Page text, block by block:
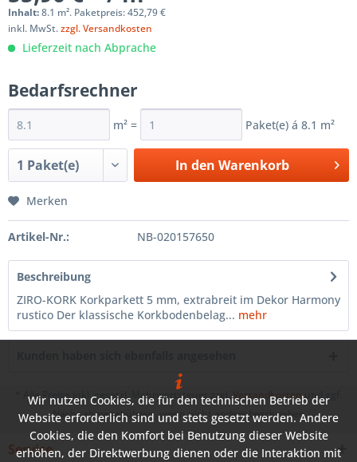
Inhalt:8.1 m². Paketpreis: 452,79 €
inkl. MwSt.zzgl. Versandkosten
Lieferzeit nach Abprache
Bedarfsrechner
m² = Paket(e) á 8.1 m²
In den Warenkorb
Merken
Artikel-Nr.: NB-020157650
Beschreibung
ZIRO-KORK Korkparkett 5 mm, extrabreit im Dekor Harmony
rustico Der klassische Korkbodenbelag... mehr
* Alle Preise inkl. gesetzl. Mehrwertsteuer zzgl.Versandkosten und ggf.
Nachnahmegebühren, wenn nicht anders beschrieben
Service
Wir nutzen Cookies, die für den technischen Betrieb der
Website erforderlich sind und stets gesetzt werden. Andere
Cookies, die den Komfort bei Benutzung dieser Website
erhöhen, der Direktwerbung dienen oder die Interaktion mit